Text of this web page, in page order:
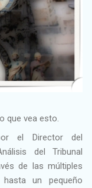
que vea esto.
el Director del
del Tribunal
de las múltiples
un pequeño